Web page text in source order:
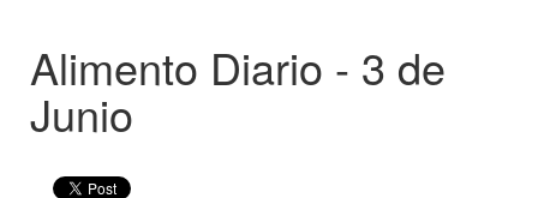
Alimento Diario - 3 de
Junio